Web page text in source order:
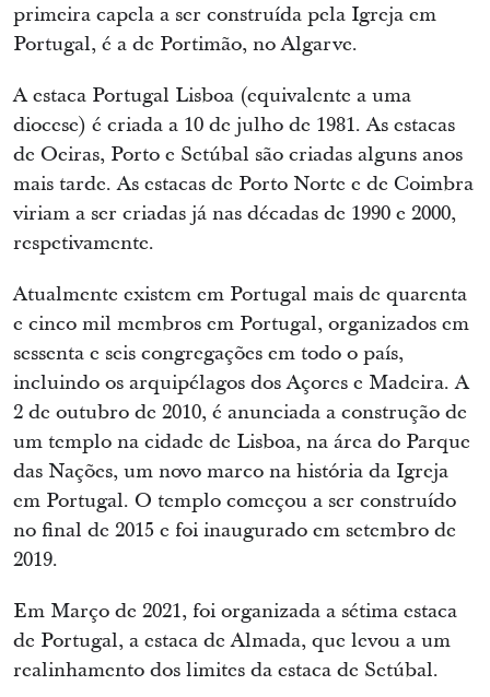
primeira capela a ser construída pela Igreja em
Portugal, é a de Portimão, no Algarve.
A estaca Portugal Lisboa (equivalente a uma
diocese) é criada a 10 de julho de 1981. As estacas
de Oeiras, Porto e Setúbal são criadas alguns anos
mais tarde. As estacas de Porto Norte e de Coimbra
viriam a ser criadas já nas décadas de 1990 e 2000,
respetivamente.
Atualmente existem em Portugal mais de quarenta
e cinco mil membros em Portugal, organizados em
sessenta e seis congregações em todo o país,
incluindo os arquipélagos dos Açores e Madeira. A
2 de outubro de 2010, é anunciada a construção de
um templo na cidade de Lisboa, na área do Parque
das Nações, um novo marco na história da Igreja
em Portugal. O templo começou a ser construído
no final de 2015 e foi inaugurado em setembro de
2019.
Em Março de 2021, foi organizada a sétima estaca
de Portugal, a estaca de Almada, que levou a um
realinhamento dos limites da estaca de Setúbal.